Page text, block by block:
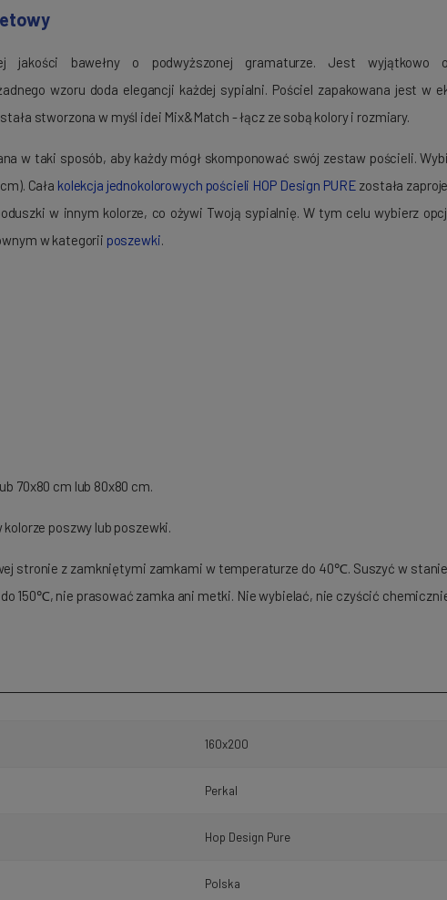
jakości bawełny o podwyższonej gramaturze. Jest
wzoru doda elegancji każdej sypialni. Pościel zapakowana jest w
stworzona w myśl idei Mix&Match - łącz ze sobą kolory i rozmiary.
w taki sposób, aby każdy mógł skomponować swój zestaw pościeli.
Cała kolekcja jednokolorowych pościeli HOP Design PURE została
w innym kolorze, co ożywi Twoją sypialnię. W tym celu wybierz
w kategorii poszewki
70x80 cm lub 80x80 cm.
poszwy lub poszewki.
stronie z zamkniętymi zamkami w temperaturze do 40℃. Suszyć w
150℃, nie prasować zamka ani metki. Nie wybielać, nie czyścić
160x200
Perkal
Hop Design Pure
Polska